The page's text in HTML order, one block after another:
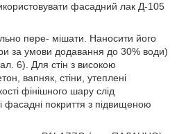
фасадний лак Д-105
пере- мішати. Наносити його
за умови додавання до 30% води)
6). Для стін з високою
вапняк, стіни, утеплені
фінішного шару слід
фасадні покриття з підвищеною